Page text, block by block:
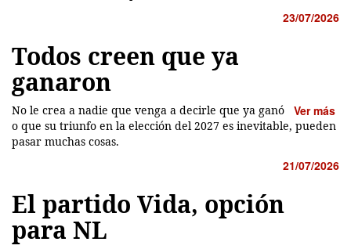
23/07/2026
Todos creen que ya
ganaron
Ver más
No le crea a nadie que venga a decirle que ya ganó
o que su triunfo en la elección del 2027 es inevitable, pueden
pasar muchas cosas.
21/07/2026
El partido Vida, opción
para NL